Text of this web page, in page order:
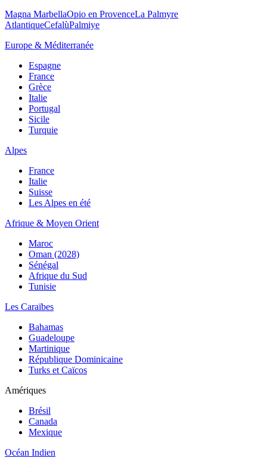
Magna MarbellaOpio en ProvenceLa Palmyre
AtlantiqueCefalùPalmiye
Europe & Méditerranée
Espagne
France
Grèce
Italie
Portugal
Sicile
Turquie
Alpes
France
Italie
Suisse
Les Alpes en été
Afrique & Moyen Orient
Maroc
Oman (2028)
Sénégal
Afrique du Sud
Tunisie
Les Caraïbes
Bahamas
Guadeloupe
Martinique
République Dominicaine
Turks et Caïcos
Amériques
Brésil
Canada
Mexique
Océan Indien